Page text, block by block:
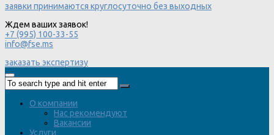
заявки принимаются круглосуточно без выходных
Ждем ваших заявок!
+7 (995) 100-33-55
info@fse.ms
заказать экспертизу
О компании
Нас рекомендуют
Вакансии
Услуги